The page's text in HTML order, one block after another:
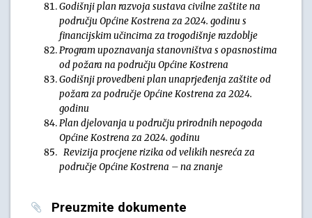
Godišnji plan razvoja sustava civilne zaštite na
području Općine Kostrena za 2024. godinu s
financijskim učincima za trogodišnje razdoblje
Program upoznavanja stanovništva s opasnostima
od požara na području Općine Kostrena
Godišnji provedbeni plan unaprjeđenja zaštite od
požara za područje Općine Kostrena za 2024.
godinu
Plan djelovanja u području prirodnih nepogoda
Općine Kostrena za 2024. godinu
Revizija procjene rizika od velikih nesreća za
područje Općine Kostrena – na znanje
Preuzmite dokumente